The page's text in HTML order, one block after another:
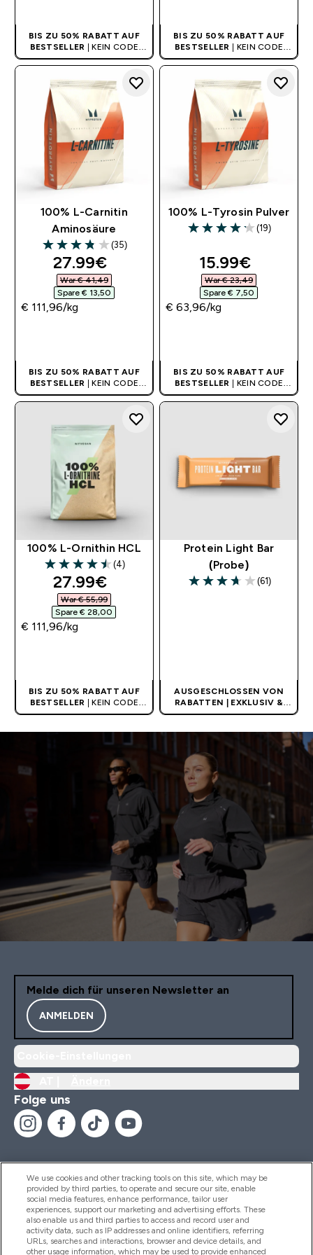
BIS ZU 50% RABATT AUF
BESTSELLER
| KEIN CODE
BENÖTIGT
BIS ZU 50% RABATT AUF
BESTSELLER
| KEIN CODE
BENÖTIGT
100% L-Carnitin
Aminosäure
3.83 out of 5 stars
(35)
discounted price
27.99€‎
War € 41,49‎
Spare € 13,50‎
€ 111,96‎/kg
BIS ZU 50% RABATT AUF
BESTSELLER
| KEIN CODE
BENÖTIGT
100% L-Tyrosin Pulver
4.16 out of 5 stars
(19)
discounted
15.99€‎
War € 23,49‎
Spare € 7,50‎
€ 63,96‎/kg
BIS ZU 50% RABATT AUF
BESTSELLER
| KEIN CODE
BENÖTIGT
100% L-Ornithin HCL
4.5 out of 5 stars
(4)
discounted price
27.99€‎
War € 55,99‎
Spare € 28,00‎
€ 111,96‎/kg
BIS ZU 50% RABATT AUF
BESTSELLER
| KEIN CODE
BENÖTIGT
Protein Light Bar
(Probe)
3.67 out of 5 stars
(61)
AUSGESCHLOSSEN VON
RABATTEN | EXKLUSIV &
LIMITIERT
Melde dich für unseren Newsletter an
ANMELDEN
Folge uns
Hilfe Und Informationen
Produkte
We use cookies and other tracking tools on this site, which may be
provided by third parties, to operate and secure our site, enable
social media features, enhance performance, tailor user
experiences, support our marketing and advertising efforts. These
also enable us and third parties to access and record user and
activity data, such as IP addresses and online identifiers, referring
URLs, searches and interactions, browser and device details, and
other usage information, which may be used to provide enhanced